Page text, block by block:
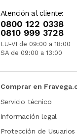
Atención al cliente:
0800 122 0338
0810 999 3728
LU-VI de 09:00 a 18:00
SA de 09:00 a 13:00
Comprar en
Servicio técnico
Información legal
Protección de Usuarios